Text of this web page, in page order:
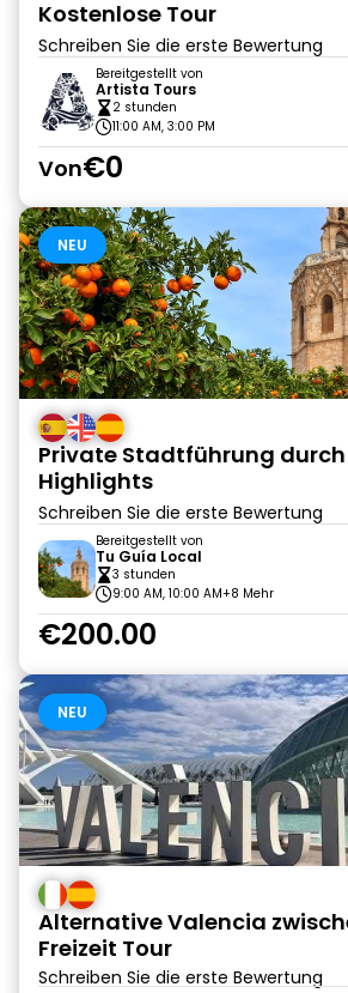
Kostenlose Tour
Schreiben Sie die erste Bewertung
Bereitgestellt von
Artista Tours
2 stunden
11:00 AM, 3:00 PM
Von€0
NEU
Private Stadtführung
Highlights
Schreiben Sie die erste Bewertung
Bereitgestellt von
Tu Guía Local
3 stunden
9:00 AM, 10:00 AM+8 Mehr
€200.00
NEU
Alternative Valencia
Freizeit Tour
Schreiben Sie die erste Bewertung